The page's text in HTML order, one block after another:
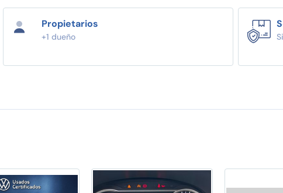
Propietarios
+1 dueño Si